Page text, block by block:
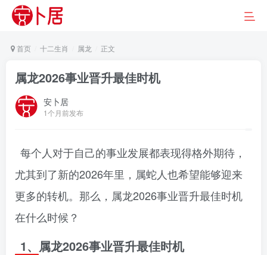
首页 十二生肖 属龙 正文
属龙2026事业晋升最佳时机
安卜居
1个月前发布
每个人对于自己的事业发展都表现得格外期待，
尤其到了新的2026年里，属蛇人也希望能够迎来
更多的转机。那么，属龙2026事业晋升最佳时机
在什么时候？
1、属龙2026事业晋升最佳时机